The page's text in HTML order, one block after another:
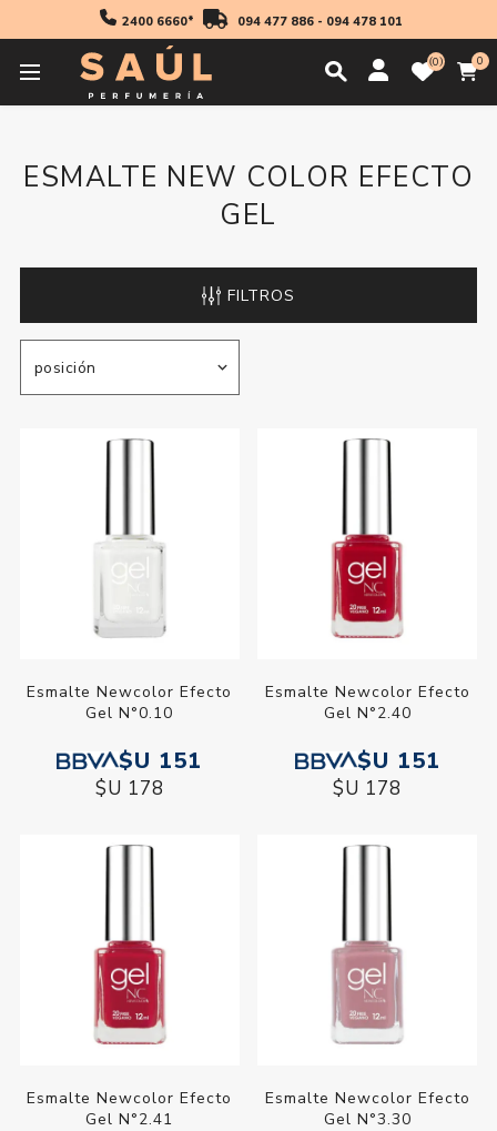
2400 6660* 094 477 886- 094 478 101
0 0
Inicio Esmalte New Color Efecto Gel
ESMALTE NEW COLOR EFECTO
GEL
FILTROS
Esmalte Newcolor Efecto
Gel N°0.10
$U 151
$U 178
Esmalte Newcolor Efecto
Gel N°2.40
$U 151
$U 178
Esmalte Newcolor Efecto
Gel N°2.41
Esmalte Newcolor Efecto
Gel N°3.30